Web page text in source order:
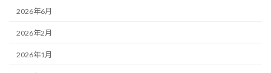
2026年6月
2026年2月
2026年1月